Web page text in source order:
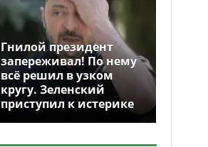
Гнилой президент
запереживал! По нему
всё решил в узком
кругу. Зеленский
приступил к истерике